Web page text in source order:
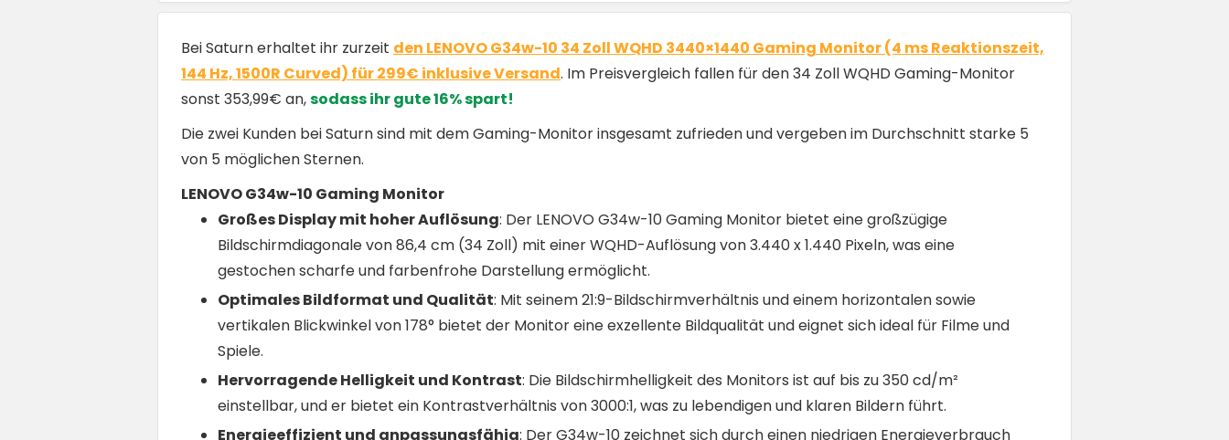
Bei Saturn erhaltet ihr zurzeit den LENOVO G34w-10 34 Zoll WQHD 3440×1440 Gaming Monitor (4 ms Reaktionszeit,
144 Hz, 1500R Curved) für 299€ inklusive Versand. Im Preisvergleich fallen für den 34 Zoll WQHD Gaming-Monitor
sonst 353,99€ an,sodass ihr gute 16% spart!
Die zwei Kunden bei Saturn sind mit dem Gaming-Monitor insgesamt zufrieden und vergeben im Durchschnitt starke 5
von 5 möglichen Sternen.
LENOVO G34w-10 Gaming Monitor
Großes Display mit hoher Auflösung: Der LENOVO G34w-10 Gaming Monitor bietet eine großzügige
Bildschirmdiagonale von 86,4 cm (34 Zoll) mit einer WQHD-Auflösung von 3.440 x 1.440 Pixeln, was eine
gestochen scharfe und farbenfrohe Darstellung ermöglicht.
Optimales Bildformat und Qualität: Mit seinem 21:9-Bildschirmverhältnis und einem horizontalen sowie
vertikalen Blickwinkel von 178° bietet der Monitor eine exzellente Bildqualität und eignet sich ideal für Filme und
Spiele.
Hervorragende Helligkeit und Kontrast: Die Bildschirmhelligkeit des Monitors ist auf bis zu 350 cd/m²
einstellbar, und er bietet ein Kontrastverhältnis von 3000:1, was zu lebendigen und klaren Bildern führt.
Energieeffizient und anpassungsfähig: Der G34w-10 zeichnet sich durch einen niedrigen Energieverbrauch